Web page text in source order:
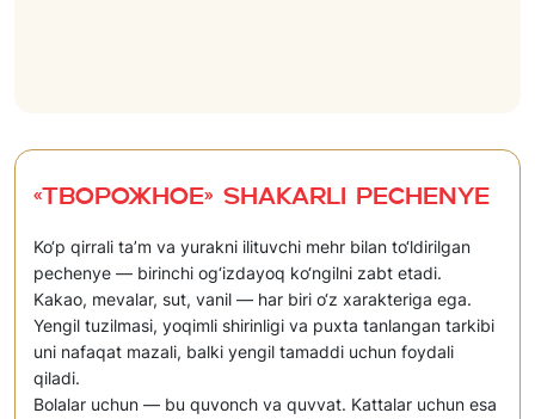
«Творожное» Shakarli pechenye
Ko‘p qirrali ta’m va yurakni ilituvchi mehr bilan to‘ldirilgan
pechenye — birinchi og‘izdayoq ko‘ngilni zabt etadi.
Kakao, mevalar, sut, vanil — har biri o‘z xarakteriga ega.
Yengil tuzilmasi, yoqimli shirinligi va puxta tanlangan tarkibi
uni nafaqat mazali, balki yengil tamaddi uchun foydali
qiladi.
Bolalar uchun — bu quvonch va quvvat. Kattalar uchun esa